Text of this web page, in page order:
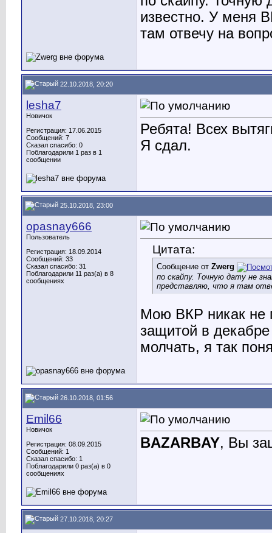
известно. У меня
там отвечу на
22.10.2018, 20:20
lesha7
Новичок
Регистрация: 17.06.2015
Сообщений: 7
Сказал спасибо: 0
Поблагодарили 1 раз в 1
сообщении
Ребята! Всех
Я сдал.
25.10.2018, 23:00
opasnay666
Пользователь
Регистрация: 18.09.2014
Сообщений: 33
Сказал спасибо: 31
Поблагодарили 11 раз(а) в 8
сообщениях
Цитата:
Сообщение от Zwerg
по скайпу. Точную дату не
представляю, что я там
Мою ВКР никак не
защитой в
молчать, я так
26.10.2018, 01:56
Emil66
Новичок
Регистрация: 08.09.2015
Сообщений: 1
Сказал спасибо: 1
Поблагодарили 0 раз(а) в 0
сообщениях
BAZARBAY, Вы
27.10.2018, 20:27